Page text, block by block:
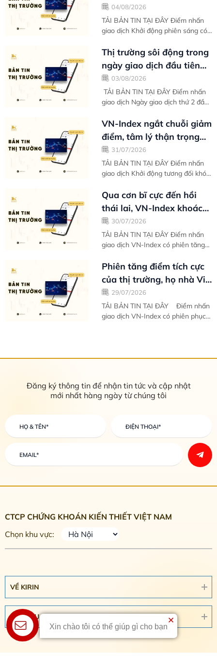
gồng gánh biên độ tăng
điểm toàn thị...
04/08/2026
TẢI BẢN TIN TẠI ĐÂY Điểm nhấn
giao dịch Khởi động phiên sáng có
giao dịch về sau VN-Index càng
cho thấy...
Thị trường sôi động trong
ngày giao dịch đầu tiên
của tháng mới - Bản tin
thị...
03/08/2026
TẢI BẢN TIN TẠI ĐÂY Điểm nhấn
giao dịch Ngày giao dịch thứ 2 đầu
sắc xanh giúp VN-Index chinh phục
hoàn...
VN-Index ngắt chuỗi giảm
điểm, tâm lý thận trọng
khiến kết tuần chưa trọn
vẹn -...
31/07/2026
TẢI BẢN TIN TẠI ĐÂY Điểm nhấn
giao dịch Khởi động tương đối khó
trong tuần, thị trường nhanh chóng
ổn...
Qua cơn bĩ cực đến hồi
thái lai, VN-Index khoác
lên mình màu áo mới -
Bản tin...
30/07/2026
TẢI BẢN TIN TẠI ĐÂY Điểm nhấn
giao dịch VN-Index có phiên tăng
hôm 08/04 với sắc xanh trải dài
trên...
Phiên tăng điểm tích cực
của thị trường, họ nhà Vin
gồng gánh biên độ phục
hồi -...
29/07/2026
TẢI BẢN TIN TẠI ĐÂY Điểm nhấn
giao dịch VN-Index có phiên phục
Đăng ký thông tin để nhận tin tức và cập nhật
mới nhất hàng ngày từ chúng tôi
CTCP CHỨNG KHOÁN KIẾN THIẾT VIỆT NAM
Chọn khu vực:
VỀ KIRIN
DỊCH VỤ
Xin chào tôi có thể giúp gì cho bạn